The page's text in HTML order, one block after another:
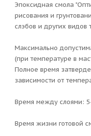
Эпоксидная смола
рисования и
слэбов и других видов
Максимально
(при температуре в
Полное время
зависимости от
Время между слоями:
Время жизни готовой